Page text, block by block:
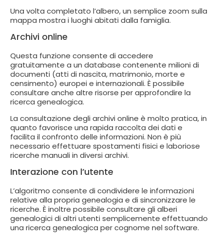
Una volta completato l’albero, un semplice zoom sulla
mappa mostra i luoghi abitati dalla famiglia.
Archivi online
Questa funzione consente di accedere
gratuitamente a un database contenente milioni di
documenti (atti di nascita, matrimonio, morte e
censimento) europei e internazionali. È possibile
consultare anche altre risorse per approfondire la
ricerca genealogica.
La consultazione degli archivi online è molto pratica, in
quanto favorisce una rapida raccolta dei dati e
facilita il confronto delle informazioni. Non è più
necessario effettuare spostamenti fisici e laboriose
ricerche manuali in diversi archivi.
Interazione con l’utente
L’algoritmo consente di condividere le informazioni
relative alla propria genealogia e di sincronizzare le
ricerche. È inoltre possibile consultare gli alberi
genealogici di altri utenti semplicemente effettuando
una ricerca genealogica per cognome nel software.